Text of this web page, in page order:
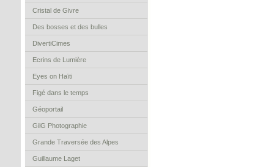
Cristal de Givre
Des bosses et des bulles
DivertiCimes
Ecrins de Lumière
Eyes on Haïti
Figé dans le temps
Géoportail
GilG Photographie
Grande Traversée des Alpes
Guillaume Laget